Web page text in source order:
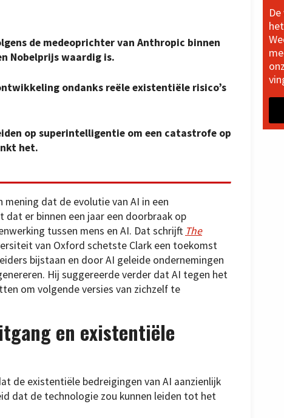
de medeoprichter van Anthropic binnen
Nobelprijs waardig is.
ondanks reële existentiële risico’s
op superintelligentie om een catastrofe op
het.
mening dat de evolutie van AI in een
er binnen een jaar een doorbraak op
tussen mens en AI. Dat schrijft The
van Oxford schetste Clark een toekomst
bijstaan en door AI geleide ondernemingen
Hij suggereerde verder dat AI tegen het
om volgende versies van zichzelf te
en existentiële
de existentiële bedreigingen van AI aanzienlijk
dat de technologie zou kunnen leiden tot het